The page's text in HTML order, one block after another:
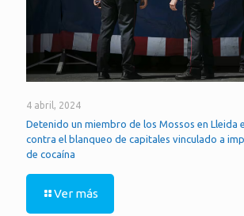
4 abril, 2024
Detenido un miembro de los Mossos en Lleida
contra el blanqueo de capitales vinculado a
de cocaína
Ver más